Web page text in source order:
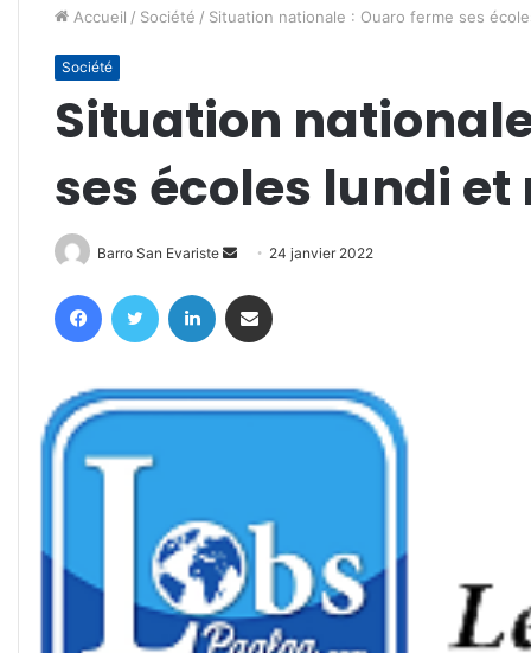
Accueil / Société / Situation nationale : Ouaro ferme ses
Société
Situation
ses écoles lundi
Barro San Evariste
Envoyer
courriel
24 janvier 2022
FacebookTwitter Linkedin